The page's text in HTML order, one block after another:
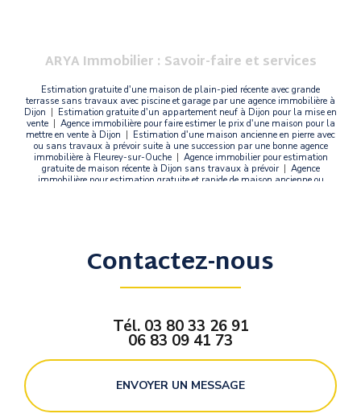
ARYA Immobilier : Savoir-faire et services
Estimation gratuite d'une maison de plain-pied récente avec grande
terrasse sans travaux avec piscine et garage par une agence immobilière à
Dijon | Estimation gratuite d'un appartement neuf à Dijon pour la mise en
vente| Agence immobilière pour faire estimer le prix d'une maison pour la
mettre en vente à Dijon | Estimation d'une maison ancienne en pierre avec
ou sans travaux à prévoir suite à une succession par une bonne agence
immobilière à Fleurey-sur-Ouche| Agence immobilier pour estimation
gratuite de maison récente à Dijon sans travaux à prévoir| Agence
immobilière pour estimation gratuite et rapide de maison ancienne ou
Contactez-nous
Tél. 03 80 33 26 91
06 83 09 41 73
ENVOYER UN MESSAGE